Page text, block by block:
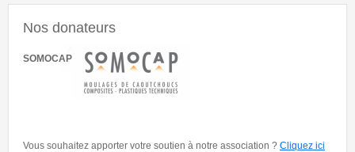
Nos donateurs
SOMOCAP
Vous souhaitez apporter votre soutien à notre association ? Cliquez ici